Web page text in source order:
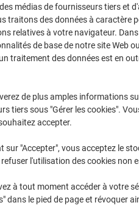
médias de fournisseurs tiers et
traitons des données à caractère
relatives à votre navigateur.
de base de notre site Web
traitement des données est en
de plus amples informations
tiers sous "Gérer les cookies".
accepter.
sur "Accepter", vous acceptez le
l'utilisation des cookies non
à tout moment accéder à votre
dans le pied de page et révoquer